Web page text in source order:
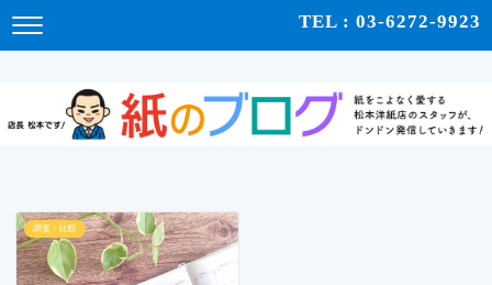
TEL : 03-6272-9923
調査・比較